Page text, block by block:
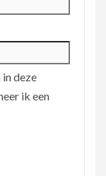
deze
ik een